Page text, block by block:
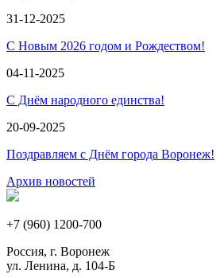
31-12-2025
С Новым 2026 годом и Рождеством!
04-11-2025
С Днём народного единства!
20-09-2025
Поздравляем с Днём города Воронеж!
Архив новостей
+7 (960) 1200-700
Россия, г. Воронеж
ул. Ленина, д. 104-Б